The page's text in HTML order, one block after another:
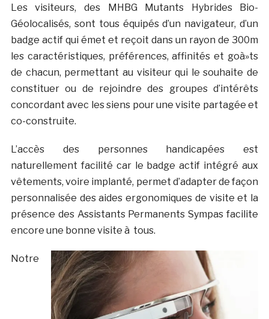
Les visiteurs, des MHBG Mutants Hybrides Bio-
Géolocalisés, sont tous équipés d’un navigateur, d’un
badge actif qui émet et reçoit dans un rayon de 300m
les caractéristiques, préférences, affinités et goà»ts
de chacun, permettant au visiteur qui le souhaite de
constituer ou de rejoindre des groupes d’intérêts
concordant avec les siens pour une visite partagée et
co-construite.
L’accès des personnes handicapées est
naturellement facilité car le badge actif intégré aux
vêtements, voire implanté, permet d’adapter de façon
personnalisée des aides ergonomiques de visite et la
présence des Assistants Permanents Sympas facilite
encore une bonne visite à tous.
Notre